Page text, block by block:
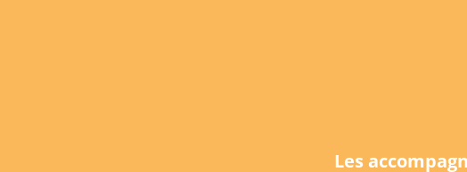
Les